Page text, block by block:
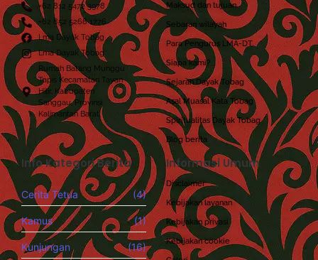
+62 812 5472 3978
+62 852 5268 1776
Lma Dayak Tobag
Lma Dayak Tobag
Rumah Batang Munggu
Tapis Kecamatan Tayan
Hilir, Kabupaten
Sanggau, Provinsi
Kalimantan Barat.
Maksud dan tujuan
Sebaran wilayah
Para Pengurus LMA-DT
Siapa kami?
Sejarah Dayak Tobag
Asal Muasal Kata Tobag
Spiritualitas Dayak Tobag
Blog berita
Info Kategori Berita
Cerita Tetua (4)
Kamus (1)
Kunjungan (16)
Informasi Umum
Disclaimer
Kebijakan layanan
Kebijakan privasi
Kebijakan cookie